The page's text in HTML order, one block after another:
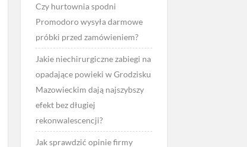
Czy hurtownia spodni
Promodoro wysyła darmowe
próbki przed zamówieniem?
Jakie niechirurgiczne zabiegi na
opadające powieki w Grodzisku
Mazowieckim dają najszybszy
efekt bez długiej
rekonwalescencji?
Jak sprawdzić opinie firmy